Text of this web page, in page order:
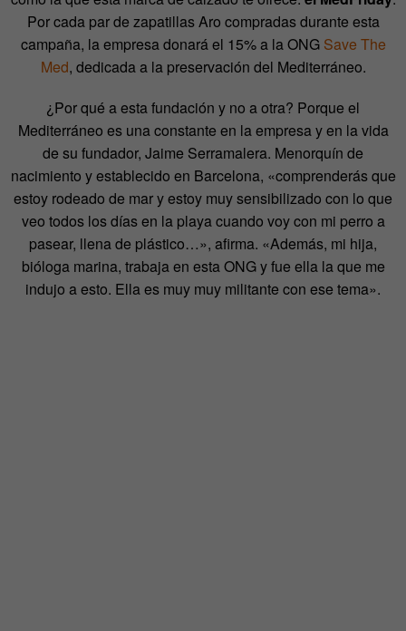
Por cada par de zapatillas Aro compradas durante esta
campaña, la empresa donará el 15% a la ONG Save The
Med, dedicada a la preservación del Mediterráneo.
¿Por qué a esta fundación y no a otra? Porque el
Mediterráneo es una constante en la empresa y en la vida
de su fundador, Jaime Serramalera. Menorquín de
nacimiento y establecido en Barcelona, «comprenderás que
estoy rodeado de mar y estoy muy sensibilizado con lo que
veo todos los días en la playa cuando voy con mi perro a
pasear, llena de plástico…», afirma. «Además, mi hija,
bióloga marina, trabaja en esta ONG y fue ella la que me
indujo a esto. Ella es muy muy militante con ese tema».